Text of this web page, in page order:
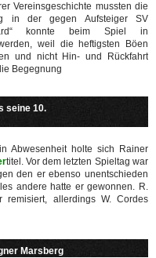
Vereinsgeschichte mussten die
in der gegen Aufsteiger SV
konnte beim Spiel in
weil die heftigsten Böen
und nicht Hin- und Rückfahrt
Begegnung
seine 10.
Abwesenheit holte sich Rainer
titel. Vor dem letzten Spieltag war
den er ebenso unentschieden
andere hatte er gewonnen. R.
allerdings W. Cordes
Marsberg